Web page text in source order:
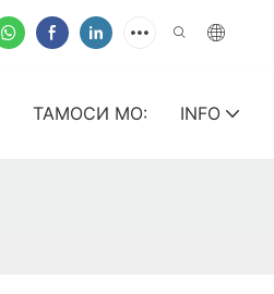
ТАМОСИ МО: INFO